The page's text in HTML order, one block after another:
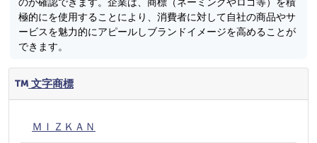
極的にを使用することにより、消費者に対して自社の商品やサ
ービスを魅力的にアピールしブランドイメージを高めることが
できます。
文字商標
ＭＩＺＫＡＮ